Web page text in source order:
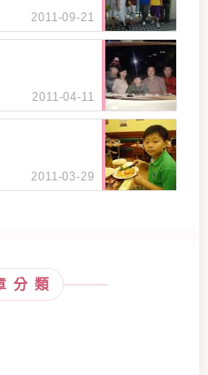
2011-09-21
2011-04-11
2011-03-29
分類